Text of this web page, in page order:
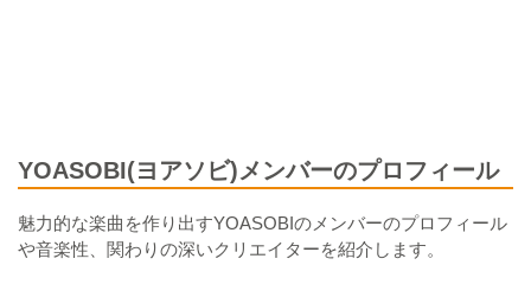
YOASOBI(ヨアソビ)メンバーのプロフィール
魅力的な楽曲を作り出すYOASOBIのメンバーのプロフィール
や音楽性、関わりの深いクリエイターを紹介します。